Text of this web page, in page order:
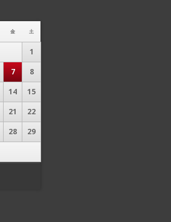
金 土
1
7
8
14
15
21
22
28
29